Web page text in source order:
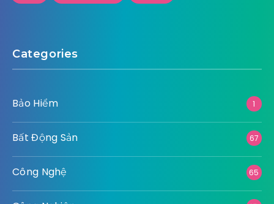
Categories
Bảo Hiểm 1
Bất Động Sản 67
Công Nghệ 65